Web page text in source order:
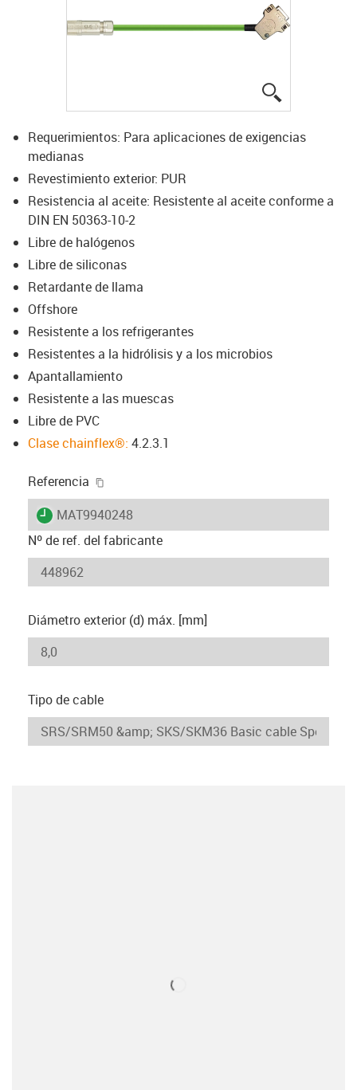
Requerimientos: Para aplicaciones de exigencias
medianas
Revestimiento exterior: PUR
Resistencia al aceite: Resistente al aceite conforme a
DIN EN 50363-10-2
Libre de halógenos
Libre de siliconas
Retardante de llama
Offshore
Resistente a los refrigerantes
Resistentes a la hidrólisis y a los microbios
Apantallamiento
Resistente a las muescas
Libre de PVC
Clase chainflex®: 4.2.3.1
Referencia
igus-icon-lieferzeit
MAT9940248
Nº de ref. del fabricante
Diámetro exterior (d) máx. [mm]
Tipo de cable